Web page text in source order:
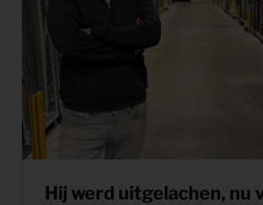
Hij werd uitgelachen, nu